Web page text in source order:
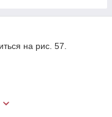
на рис. 57.